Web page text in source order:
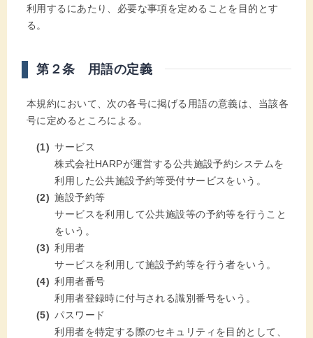
利用するにあたり、必要な事項を定めることを目的とす
る。
第２条 用語の定義
本規約において、次の各号に掲げる用語の意義は、当該各
号に定めるところによる。
サービス
株式会社HARPが運営する公共施設予約システムを
利用した公共施設予約等受付サービスをいう。
施設予約等
サービスを利用して公共施設等の予約等を行うこと
をいう。
利用者
サービスを利用して施設予約等を行う者をいう。
利用者番号
利用者登録時に付与される識別番号をいう。
パスワード
利用者を特定する際のセキュリティを目的として、